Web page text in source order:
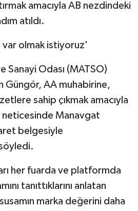
amacıyla AB nezdindeki
atıldı.
var olmak istiyoruz'
Sanayi Odası (MATSO)
Güngör, AA muhabirine,
sahip çıkmak amacıyla
neticesinde Manavgat
belgesiyle
her fuarda ve platformda
tanıttıklarını anlatan
marka değerini daha